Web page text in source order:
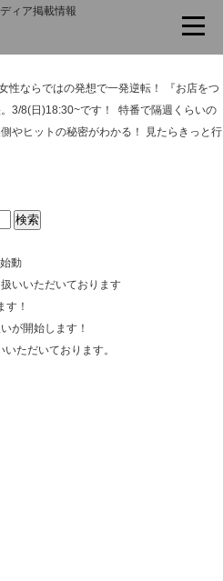
ィア掲載情報
性ならではの発想で一発逆転！ 『お店をつ
3/8(日)18:30~です！ 特番で隔週くらいの
やヒットの秘密がわかる！ 見たらきっと行
動
いいただいております
す！
が開始します！
ただいております。